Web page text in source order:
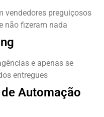
vendedores preguiçosos
não fizeram nada
e apenas se
entregues
Automação